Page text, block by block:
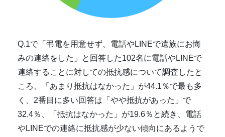
Q.1で「弔電を用意せず、電話やLINEで遺族にお悔
みの連絡をした」と回答した102名に電話やLINEで
連絡することに対しての抵抗感について調査したと
ころ、「あまり抵抗はなかった」が44.1％で最も多
く、2番目に多い回答は「やや抵抗があった」で
32.4％、「抵抗はなかった」が19.6％と続き、電話
やLINEでの連絡に抵抗感が少ない傾向にあるようで